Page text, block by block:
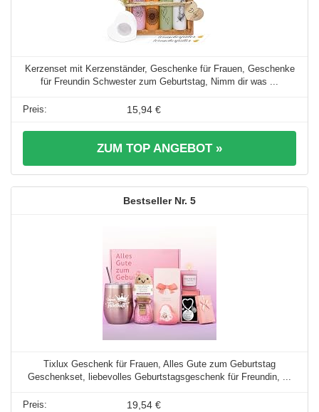
Kerzenset mit Kerzenständer, Geschenke für Frauen, Geschenke
für Freundin Schwester zum Geburtstag, Nimm dir was ...
15,94 €
ZUM TOP ANGEBOT »
5
Tixlux Geschenk für Frauen, Alles Gute zum Geburtstag
Geschenkset, liebevolles Geburtstagsgeschenk für Freundin, ...
19,54 €